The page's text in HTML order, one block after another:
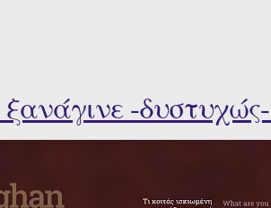
-δυστυχώς-